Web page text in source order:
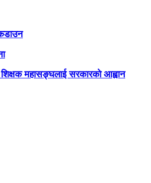
शिक्षक महासङ्घलाई सरकारकाे आह्वान